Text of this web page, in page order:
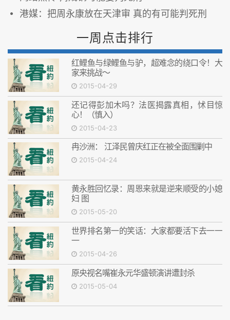
港媒：把周永康放在天津审 真的有可能判死刑
一周点击排行
红鲤鱼与绿鲤鱼与驴，超难念的绕口令！大
家来挑战～
2015-04-29
还记得彭加木吗？法医揭露真相，怵目惊
心！（慎入）
2015-04-23
冉沙洲： 江泽民曾庆红正在被全面围剿中
2015-04-24
黄永胜回忆录：周恩来就是逆来顺受的小媳
妇 图
2015-05-20
世界排名第一的笑话：大家都要活下去一一
一
2015-04-26
原央视名嘴崔永元华盛顿演讲遭封杀
2015-05-04